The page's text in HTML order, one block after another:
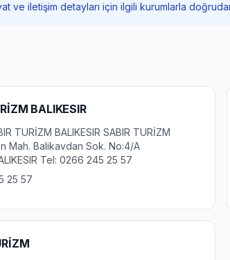
ve iletişim detayları için ilgili kurumlarla
BALIKESIR
TURİZM BALIKESIR SABIR TURİZM
Mah. Balikavdan Sok. No:4/A
Tel: 0266 245 25 57
25 57